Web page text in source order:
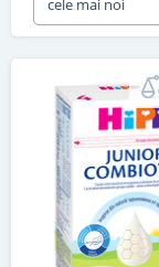
cele mai noi